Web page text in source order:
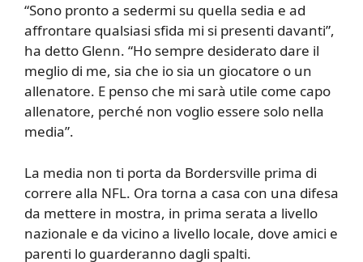
“Sono pronto a sedermi su quella sedia e ad
affrontare qualsiasi sfida mi si presenti davanti”,
ha detto Glenn. “Ho sempre desiderato dare il
meglio di me, sia che io sia un giocatore o un
allenatore. E penso che mi sarà utile come capo
allenatore, perché non voglio essere solo nella
media”.
La media non ti porta da Bordersville prima di
correre alla NFL. Ora torna a casa con una difesa
da mettere in mostra, in prima serata a livello
nazionale e da vicino a livello locale, dove amici e
parenti lo guarderanno dagli spalti.